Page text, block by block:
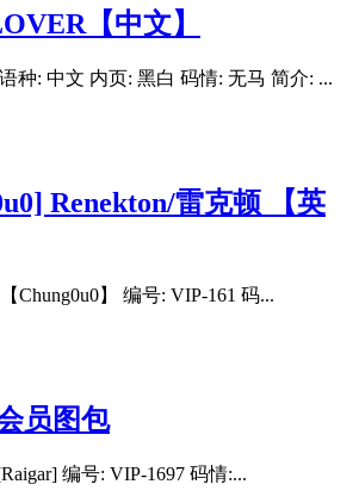
【中文】
种: 中文 内页: 黑白 码情: 无马 简介: ...
Renekton/雷克顿 【英
Chung0u0】 编号: VIP-161 码...
员图包
编号: VIP-1697 码情:...